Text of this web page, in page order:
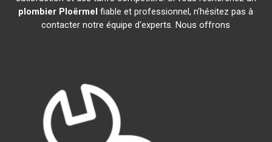
plombier Ploërmel fiable et professionnel, n'hésitez pas à
contacter notre équipe d'experts. Nous offrons